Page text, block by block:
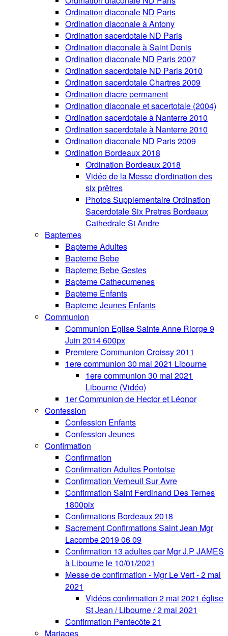
Ordination diaconale ND Paris
Ordination diaconale à Antony
Ordination sacerdotale ND Paris
Ordination diaconale à Saint Denis
Ordination diaconale ND Paris 2007
Ordination sacerdotale ND Paris 2010
Ordination sacerdotale Chartres 2009
Ordination diacre permanent
Ordination diaconale et sacertotale (2004)
Ordination sacerdotale à Nanterre 2010
Ordination sacerdotale à Nanterre 2010
Ordination diaconale ND Paris 2009
Ordination Bordeaux 2018
Ordination Bordeaux 2018
Vidéo de la Messe d'ordination des
six prêtres
Photos Supplementaire Ordination
Sacerdotale Six Pretres Bordeaux
Cathedrale St Andre
Baptemes
Bapteme Adultes
Bapteme Bebe
Bapteme Bebe Gestes
Bapteme Cathecumenes
Bapteme Enfants
Bapteme Jeunes Enfants
Communion
Communion Eglise Sainte Anne Riorge 9
Juin 2014 600px
Premiere Communion Croissy 2011
1ere communion 30 mai 2021 Libourne
1ere communion 30 mai 2021
Libourne (Vidéo)
1er Communion de Hector et Léonor
Confession
Confession Enfants
Confession Jeunes
Confirmation
Confirmation
Confirmation Adultes Pontoise
Confirmation Verneuil Sur Avre
Confirmation Saint Ferdinand Des Ternes
1800pix
Confirmations Bordeaux 2018
Sacrement Confirmations Saint Jean Mgr
Lacombe 2019 06 09
Confirmation 13 adultes par Mgr J.P JAMES
à Libourne le 10/01/2021
Messe de confirmation - Mgr Le Vert - 2 mai
2021
Vidéos confirmation 2 mai 2021 église
St Jean / Libourne / 2 mai 2021
Confirmation Pentecôte 21
Mariages